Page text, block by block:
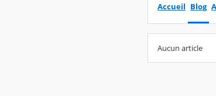
Accueil Blog
Aucun article